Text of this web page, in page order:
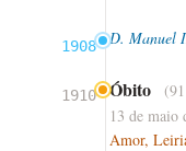
1908 D. Manuel
1910 Óbito
13 de maio
Amor,